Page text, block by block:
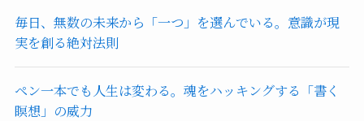
毎日、無数の未来から「一つ」を選んでいる。意識が現
実を創る絶対法則
ペン一本でも人生は変わる。魂をハッキングする「書く
瞑想」の威力